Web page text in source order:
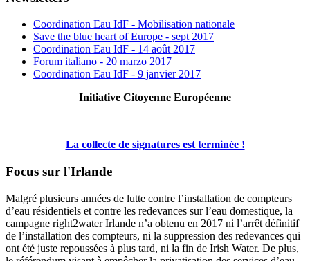
Coordination Eau IdF - Mobilisation nationale
Save the blue heart of Europe - sept 2017
Coordination Eau IdF - 14 août 2017
Forum italiano - 20 marzo 2017
Coordination Eau IdF - 9 janvier 2017
Initiative Citoyenne Européenne
La collecte de signatures est terminée !
Focus sur l'Irlande
Malgré plusieurs années de lutte contre l’installation de compteurs
d’eau résidentiels et contre les redevances sur l’eau domestique, la
campagne right2water Irlande n’a obtenu en 2017 ni l’arrêt définitif
de l’installation des compteurs, ni la suppression des redevances qui
ont été juste repoussées à plus tard, ni la fin de Irish Water. De plus,